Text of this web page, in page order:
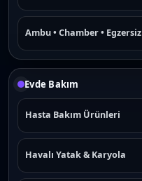
Ambu • Chamber • Egzersiz
Evde Bakım
Hasta Bakım Ürünleri
Havalı Yatak & Karyola